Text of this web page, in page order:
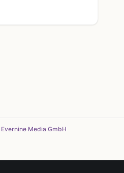
Evernine Media GmbH